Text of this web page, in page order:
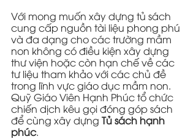
Với mong muốn xây dựng tủ sách
cung cấp nguồn tài liệu phong phú
và đa dạng cho các trường mầm
non không có điều kiện xây dựng
thư viện hoặc còn hạn chế về các
tư liệu tham khảo với các chủ đề
trong lĩnh vực giáo dục mầm non.
Quỹ Giáo Viên Hạnh Phúc tổ chức
chiến dịch kêu gọi đóng góp sách
để cùng xây dựng Tủ sách hạnh
phúc.